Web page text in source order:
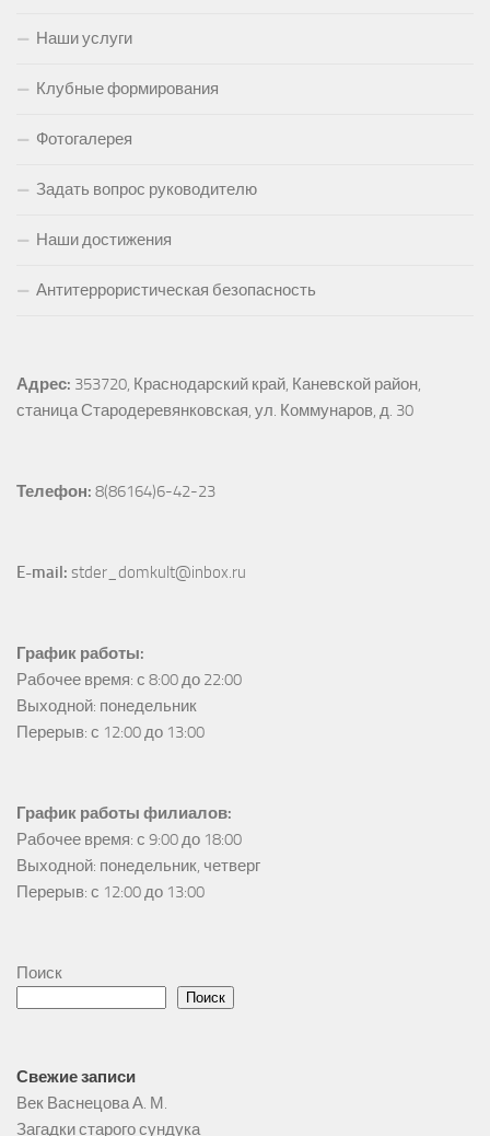
Наши услуги
Клубные формирования
Фотогалерея
Задать вопрос руководителю
Наши достижения
Антитеррористическая безопасность
Адрес: 353720, Краснодарский край, Каневской район,
станица Стародеревянковская, ул. Коммунаров, д. 30
Телефон: 8(86164)6-42-23
E-mail: stder_domkult@inbox.ru
График работы:
Рабочее время: с 8:00 до 22:00
Выходной: понедельник
Перерыв: с 12:00 до 13:00
График работы филиалов:
Рабочее время: с 9:00 до 18:00
Выходной: понедельник, четверг
Перерыв: с 12:00 до 13:00
Поиск
Поиск
Свежие записи
Век Васнецова А. М.
Загадки старого сундука